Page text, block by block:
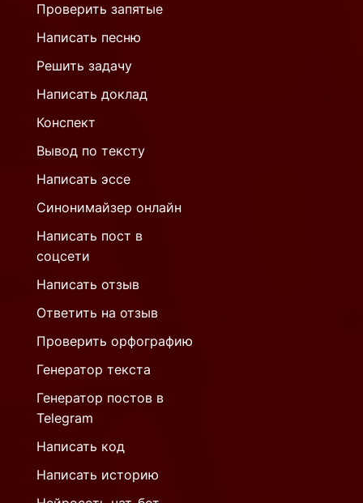
Проверить запятые
Написать песню
Решить задачу
Написать доклад
Конспект
Вывод по тексту
Написать эссе
Синонимайзер онлайн
Написать пост в
соцсети
Написать отзыв
Ответить на отзыв
Проверить орфографию
Генератор текста
Генератор постов в
Telegram
Написать код
Написать историю